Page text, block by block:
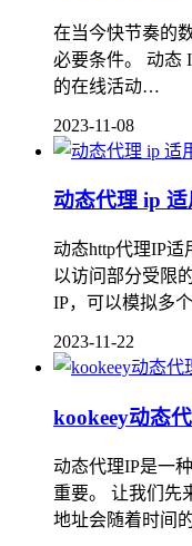
在当今快节奏的
必要条件。 动态
的在线活动…
2023-11-08
动态代理 ip 适
动态http代理IP
以访问部分受限
IP，可以模拟多
2023-11-22
kookeey动态
动态代理IP是一
重要。 让我们先
地址会随着时间